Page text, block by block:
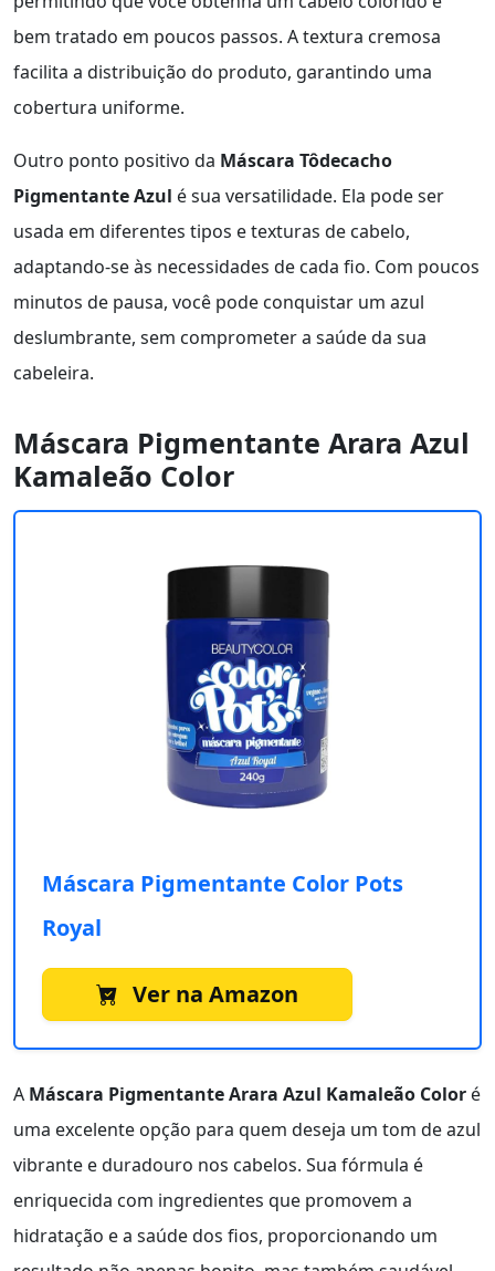
bem tratado em poucos passos. A textura cremosa
facilita a distribuição do produto, garantindo uma
cobertura uniforme.
Outro ponto positivo da Máscara Tôdecacho
Pigmentante Azul é sua versatilidade. Ela pode ser
usada em diferentes tipos e texturas de cabelo,
adaptando-se às necessidades de cada fio. Com poucos
minutos de pausa, você pode conquistar um azul
deslumbrante, sem comprometer a saúde da sua
cabeleira.
Máscara Pigmentante Arara Azul
Kamaleão Color
Máscara Pigmentante Color Pots
Royal
Ver na Amazon
A Máscara Pigmentante Arara Azul Kamaleão Color é
uma excelente opção para quem deseja um tom de azul
vibrante e duradouro nos cabelos. Sua fórmula é
enriquecida com ingredientes que promovem a
hidratação e a saúde dos fios, proporcionando um